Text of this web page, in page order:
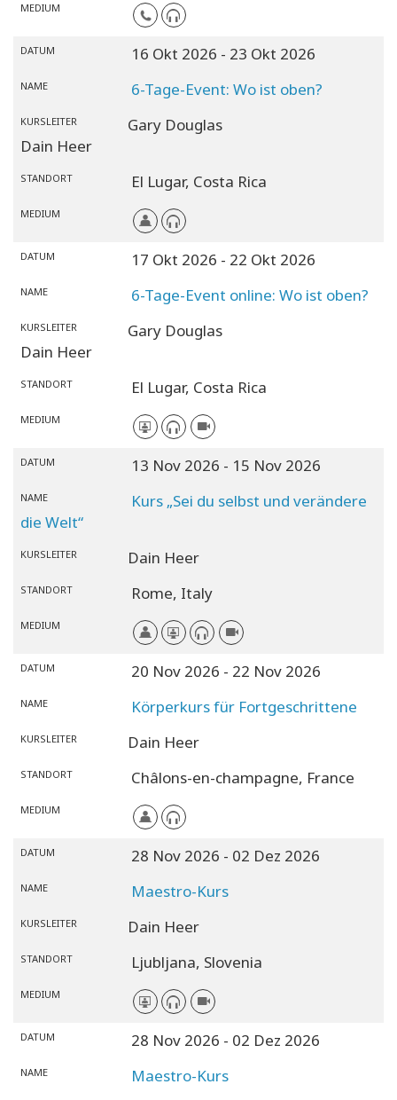
MEDIUM
DATUM 16 Okt 2026 - 23 Okt 2026
NAME 6-Tage-Event: Wo ist oben?
KURSLEITER
Gary Douglas
Dain Heer
STANDORT El Lugar, Costa Rica
MEDIUM
DATUM 17 Okt 2026 - 22 Okt 2026
NAME 6-Tage-Event online: Wo ist oben?
KURSLEITER
Gary Douglas
Dain Heer
STANDORT El Lugar, Costa Rica
MEDIUM
DATUM 13 Nov 2026 - 15 Nov 2026
NAME
Kurs „Sei du selbst und verändere
die Welt“
KURSLEITER Dain Heer
STANDORT Rome, Italy
MEDIUM
DATUM 20 Nov 2026 - 22 Nov 2026
NAME Körperkurs für Fortgeschrittene
KURSLEITER Dain Heer
STANDORT Châlons-en-champagne, France
MEDIUM
DATUM 28 Nov 2026 - 02 Dez 2026
NAME Maestro-Kurs
KURSLEITER Dain Heer
STANDORT Ljubljana, Slovenia
MEDIUM
DATUM 28 Nov 2026 - 02 Dez 2026
NAME Maestro-Kurs